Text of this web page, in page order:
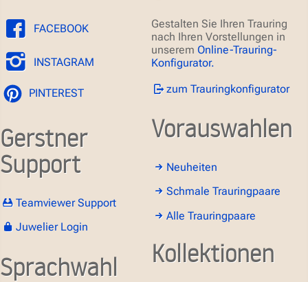
FACEBOOK
INSTAGRAM
PINTEREST
Gerstner
Support
Teamviewer Support
Juwelier Login
Sprachwahl
Gestalten Sie Ihren Trauring
nach Ihren Vorstellungen in
unserem Online-Trauring-
Konfigurator.
zum Trauringkonfigurator
Vorauswahlen
Neuheiten
Schmale Trauringpaare
Alle Trauringpaare
Kollektionen